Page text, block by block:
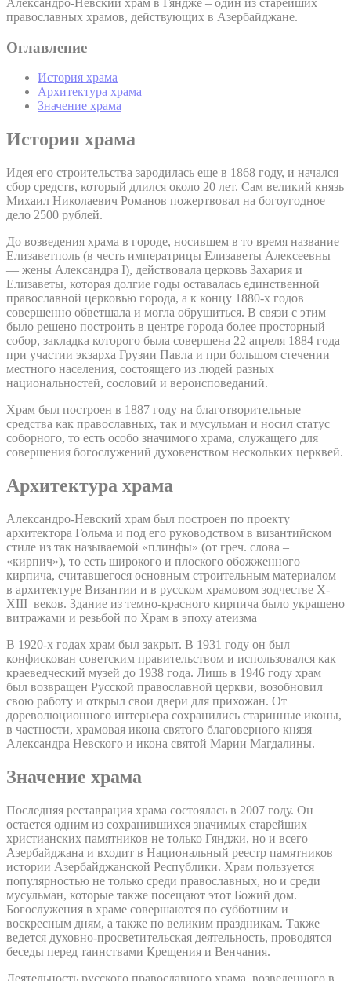
православных храмов, действующих в Азербайджане.
Оглавление
История храма
Архитектура храма
Значение храма
История храма
Идея его строительства зародилась еще в 1868 году, и начался
сбор средств, который длился около 20 лет. Сам великий князь
Михаил Николаевич Романов пожертвовал на богоугодное
дело 2500 рублей.
До возведения храма в городе, носившем в то время название
Елизаветполь (в честь императрицы Елизаветы Алексеевны
— жены Александра I), действовала церковь Захария и
Елизаветы, которая долгие годы оставалась единственной
православной церковью города, а к концу 1880-х годов
совершенно обветшала и могла обрушиться. В связи с этим
было решено построить в центре города более просторный
собор, закладка которого была совершена 22 апреля 1884 года
при участии экзарха Грузии Павла и при большом стечении
местного населения, состоящего из людей разных
национальностей, сословий и вероисповеданий.
Храм был построен в 1887 году на благотворительные
средства как православных, так и мусульман и носил статус
соборного, то есть особо значимого храма, служащего для
совершения богослужений духовенством нескольких церквей.
Архитектура храма
Александро-Невский храм был построен по проекту
архитектора Гольма и под его руководством в византийском
стиле из так называемой «плинфы» (от греч. слова –
«кирпич»), то есть широкого и плоского обожженного
кирпича, считавшегося основным строительным материалом
в архитектуре Византии и в русском храмовом зодчестве X-
XIII веков. Здание из темно-красного кирпича было украшено
витражами и резьбой по Храм в эпоху атеизма
В 1920-х годах храм был закрыт. В 1931 году он был
конфискован советским правительством и использовался как
краеведческий музей до 1938 года. Лишь в 1946 году храм
был возвращен Русской православной церкви, возобновил
свою работу и открыл свои двери для прихожан. От
дореволюционного интерьера сохранились старинные иконы,
в частности, храмовая икона святого благоверного князя
Александра Невского и икона святой Марии Магдалины.
Значение храма
Последняя реставрация храма состоялась в 2007 году. Он
остается одним из сохранившихся значимых старейших
христианских памятников не только Гянджи, но и всего
Азербайджана и входит в Национальный реестр памятников
истории Азербайджанской Республики. Храм пользуется
популярностью не только среди православных, но и среди
мусульман, которые также посещают этот Божий дом.
Богослужения в храме совершаются по субботним и
воскресным дням, а также по великим праздникам. Также
ведется духовно-просветительская деятельность, проводятся
беседы перед таинствами Крещения и Венчания.
Деятельность русского православного храма, возведенного в